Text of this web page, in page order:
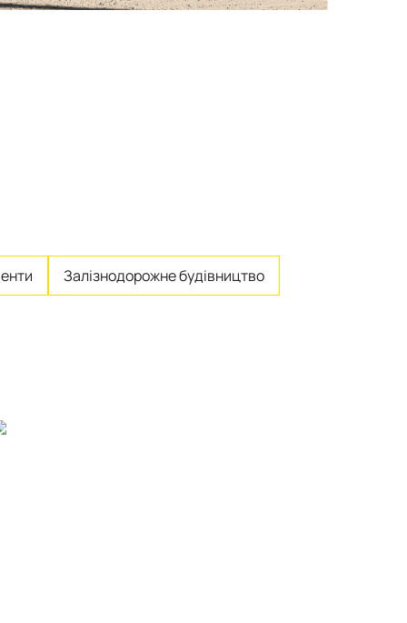
Залізнодорожне будівництво